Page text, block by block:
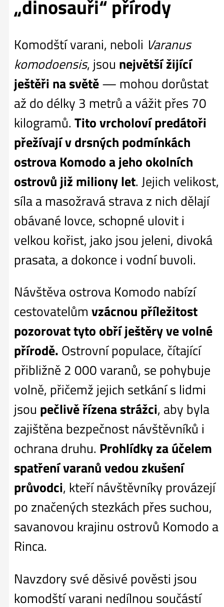
„dinosauři“ přírody
Komodští varani, neboli Varanus
komodoensis, jsou největší žijící
ještěři na světě— mohou dorůstat
až do délky 3 metrů a vážit přes 70
kilogramů. Tito vrcholoví predátoři
přežívají v drsných podmínkách
ostrova Komodo a jeho okolních
ostrovů již miliony let. Jejich velikost,
síla a masožravá strava z nich dělají
obávané lovce, schopné ulovit i
velkou kořist, jako jsou jeleni, divoká
prasata, a dokonce i vodní buvoli.
Návštěva ostrova Komodo nabízí
cestovatelům vzácnou příležitost
pozorovat tyto obří ještěry ve volné
přírodě. Ostrovní populace, čítající
přibližně 2 000 varanů, se pohybuje
volně, přičemž jejich setkání s lidmi
jsou pečlivě řízena strážci, aby byla
zajištěna bezpečnost návštěvníků i
ochrana druhu. Prohlídky za účelem
spatření varanů vedou zkušení
průvodci, kteří návštěvníky provázejí
po značených stezkách přes suchou,
savanovou krajinu ostrovů Komodo a
Rinca.
Navzdory své děsivé pověsti jsou
komodští varani nedílnou součástí